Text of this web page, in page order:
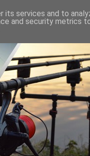
services and to
and security metrics